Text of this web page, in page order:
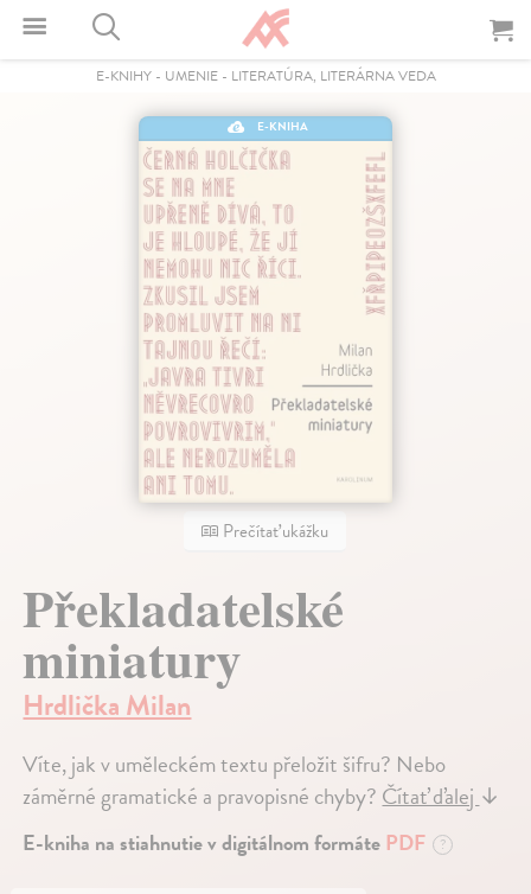
E-KNIHY- UMENIE- LITERATÚRA, LITERÁRNA VEDA
E-KNIHA
Prečítať ukážku
Překladatelské
miniatury
Hrdlička Milan
Víte, jak v uměleckém textu přeložit šifru? Nebo
záměrné gramatické a pravopisné chyby?Čítať ďalej↓
E-kniha na stiahnutie v digitálnom formáte PDF ?